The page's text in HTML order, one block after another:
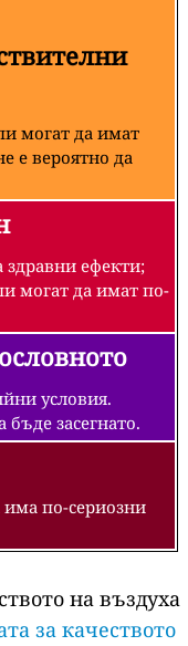
могат да имат
е вероятно да
здравни ефекти;
могат да имат по-
условия.
засегнато.
има по-сериозни
на въздуха
за качеството